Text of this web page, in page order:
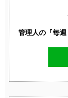
管理人の『毎週